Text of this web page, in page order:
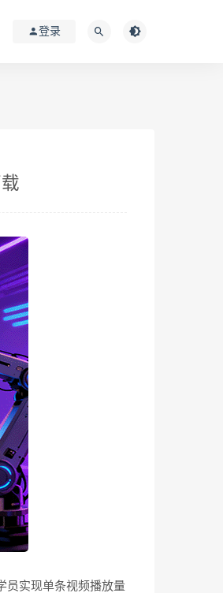
登录
员实现单条视频播放量